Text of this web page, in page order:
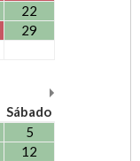
22
29
Sábado
5
12